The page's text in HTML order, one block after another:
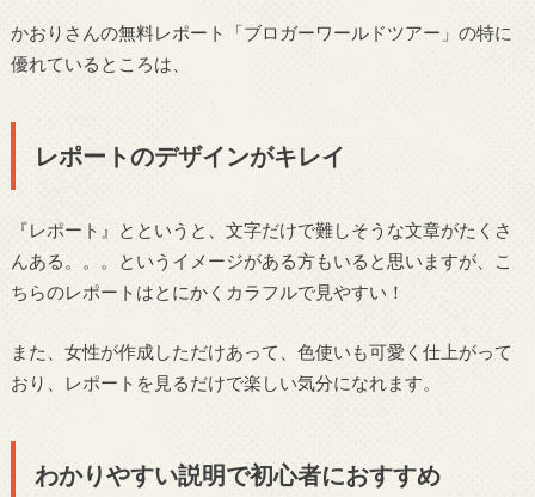
かおりさんの無料レポート「ブロガーワールドツアー」の特に
優れているところは、
レポートのデザインがキレイ
『レポート』とというと、文字だけで難しそうな文章がたくさ
んある。。。というイメージがある方もいると思いますが、こ
ちらのレポートはとにかくカラフルで見やすい！
また、女性が作成しただけあって、色使いも可愛く仕上がって
おり、レポートを見るだけで楽しい気分になれます。
わかりやすい説明で初心者におすすめ